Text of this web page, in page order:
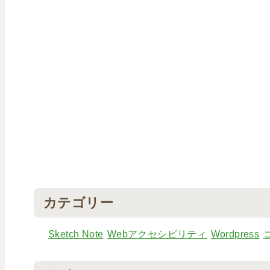
カテゴリー
Sketch Note Webアクセシビリティ Wordpress